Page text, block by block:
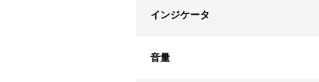
インジケータ
音量